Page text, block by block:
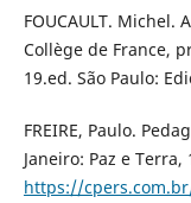
FOUCAULT.
Collège de France,
19.ed. São Paulo:
FREIRE, Paulo.
Janeiro: Paz e
https://